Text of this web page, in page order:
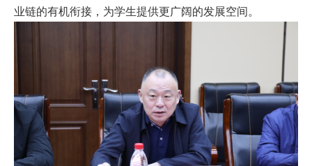
业链的有机衔接，为学生提供更广阔的发展空间。